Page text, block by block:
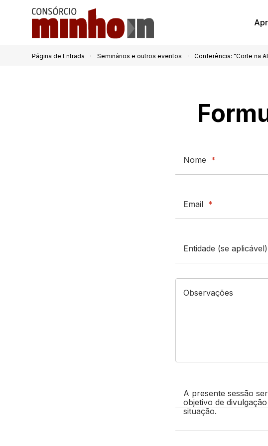
Página de Entrada Seminários e outros eventos Conferência: "Corte na
Nome *
Email *
Entidade (se aplicável)
Observações
A presente sessão
objetivo de
situação.